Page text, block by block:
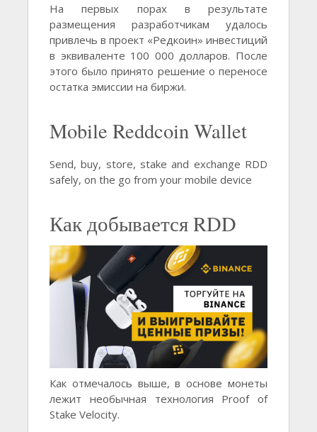
На первых порах в результате
размещения разработчикам удалось
привлечь в проект «Редкоин» инвестиций
в эквиваленте 100 000 долларов. После
этого было принято решение о переносе
остатка эмиссии на биржи.
Mobile Reddcoin Wallet
Send, buy, store, stake and exchange RDD
safely, on the go from your mobile device
Как добывается RDD
Как отмечалось выше, в основе монеты
лежит необычная технология Proof of
Stake Velocity.